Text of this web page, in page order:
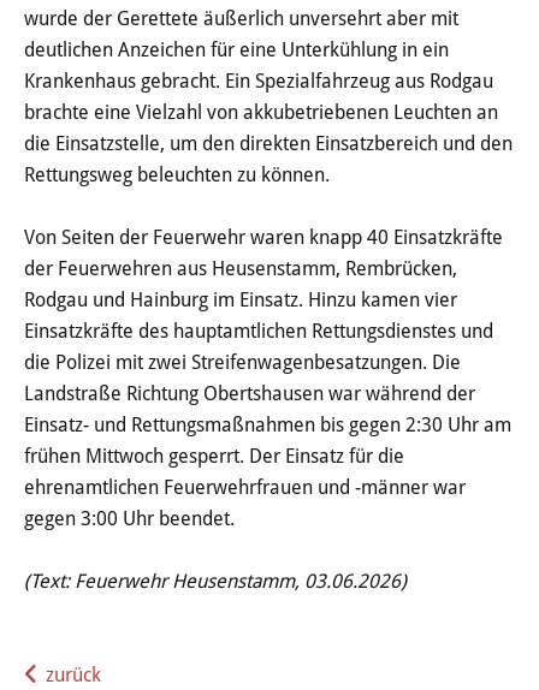
wurde der Gerettete äußerlich unversehrt aber mit
deutlichen Anzeichen für eine Unterkühlung in ein
Krankenhaus gebracht. Ein Spezialfahrzeug aus Rodgau
brachte eine Vielzahl von akkubetriebenen Leuchten an
die Einsatzstelle, um den direkten Einsatzbereich und den
Rettungsweg beleuchten zu können.
Von Seiten der Feuerwehr waren knapp 40 Einsatzkräfte
der Feuerwehren aus Heusenstamm, Rembrücken,
Rodgau und Hainburg im Einsatz. Hinzu kamen vier
Einsatzkräfte des hauptamtlichen Rettungsdienstes und
die Polizei mit zwei Streifenwagenbesatzungen. Die
Landstraße Richtung Obertshausen war während der
Einsatz- und Rettungsmaßnahmen bis gegen 2:30 Uhr am
frühen Mittwoch gesperrt. Der Einsatz für die
ehrenamtlichen Feuerwehrfrauen und -männer war
gegen 3:00 Uhr beendet.
(Text: Feuerwehr Heusenstamm, 03.06.2026)
zurück
Tourismus
Übernachten & Gastronomie
Sehenswürdigkeiten
Stadtgeschichte
Hessische Apfelwein- und
Obstwiesenroute
Über Heusenstamm
Zahlen, Daten und Fakten
Bürgerbeteiligung & Engagement